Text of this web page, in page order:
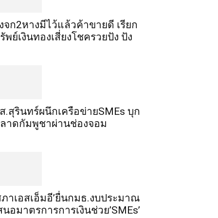
จก​2​หาง​มีไว้แล้ว​ค้าขาย​ดี​ เรียก​
พย์เงินทอง​เสี่ยงโชค​รวยปัง​ ปัง​
.สุรินทร์ผนึกเครือข่ายSMEs บุก
าดกัมพูชาผ่านช่องจอม
ภาเอสเอ็มอี’ยื่นกมธ.งบประมาณ
นอมาตรการการเงินช่วย’SMEs’